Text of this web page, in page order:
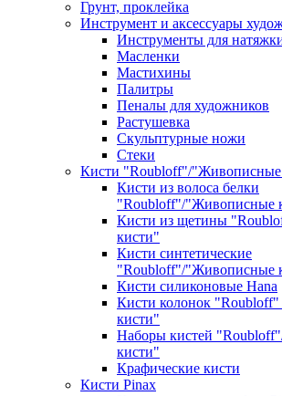
Грунт, проклейка
Инструмент и аксессуары
Инструменты для
Масленки
Мастихины
Палитры
Пеналы для художников
Растушевка
Скульптурные ножи
Стеки
Кисти "Roubloff"/"Живописные
Кисти из волоса белки
"Roubloff"/"Живописные
Кисти из щетины
кисти"
Кисти синтетические
"Roubloff"/"Живописные
Кисти силиконовые Hana
Кисти колонок
кисти"
Наборы кистей
кисти"
Крафические кисти
Кисти Pinax